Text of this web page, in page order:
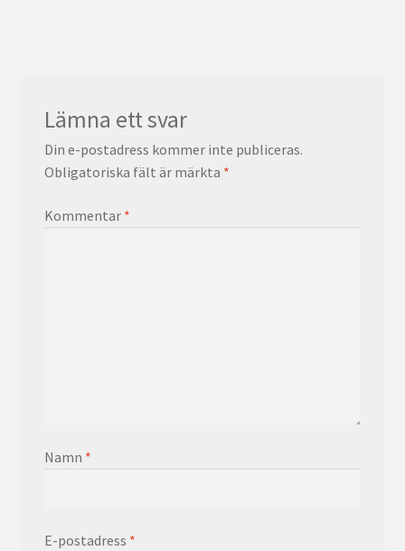
Lämna ett svar
Din e-postadress kommer inte publiceras.
Obligatoriska fält är märkta *
Kommentar *
Namn *
E-postadress *